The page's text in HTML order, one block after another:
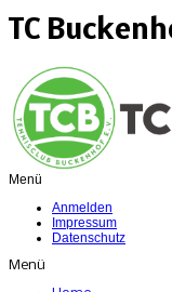
TC
Menü
Anmelden
Impressum
Datenschutz
Menü